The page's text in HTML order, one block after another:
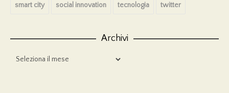
smart city social innovation tecnologia twitter
Archivi
Archivi